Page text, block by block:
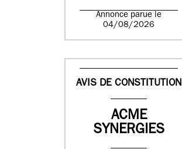
Annonce parue le
04/08/2026
AVIS DE CONSTITUTION
ACME
SYNERGIES